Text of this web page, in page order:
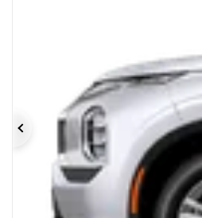
Précédent